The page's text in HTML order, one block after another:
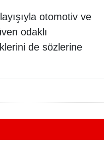
otomotiv ve
odaklı
de sözlerine